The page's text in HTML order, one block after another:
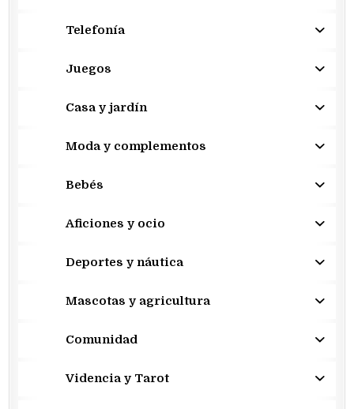
Telefonía
Juegos
Casa y jardín
Moda y complementos
Bebés
Aficiones y ocio
Deportes y náutica
Mascotas y agricultura
Comunidad
Videncia y Tarot